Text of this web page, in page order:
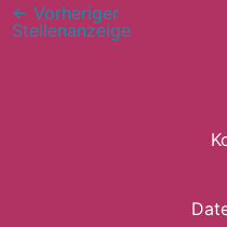
← Vorheriger
Stellenanzeige